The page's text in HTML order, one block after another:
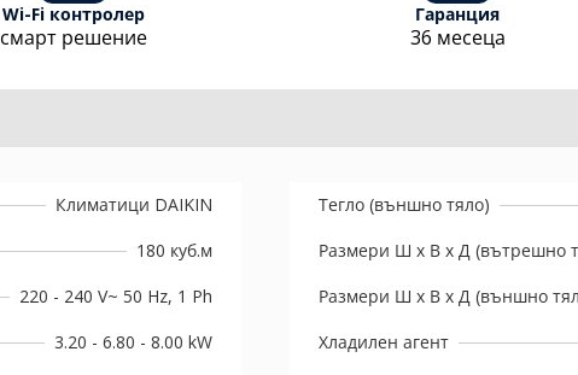
Wi-Fi контролер
смарт решение
Гаранция
36 месеца
Климатици DAIKIN
180 куб.м
220 - 240 V~ 50 Hz, 1 Ph
3.20 - 6.80 - 8.00 kW
Тегло (външно тяло)
Размери Ш х В х Д (вътрешно
Размери Ш х В х Д (външно
Хладилен агент